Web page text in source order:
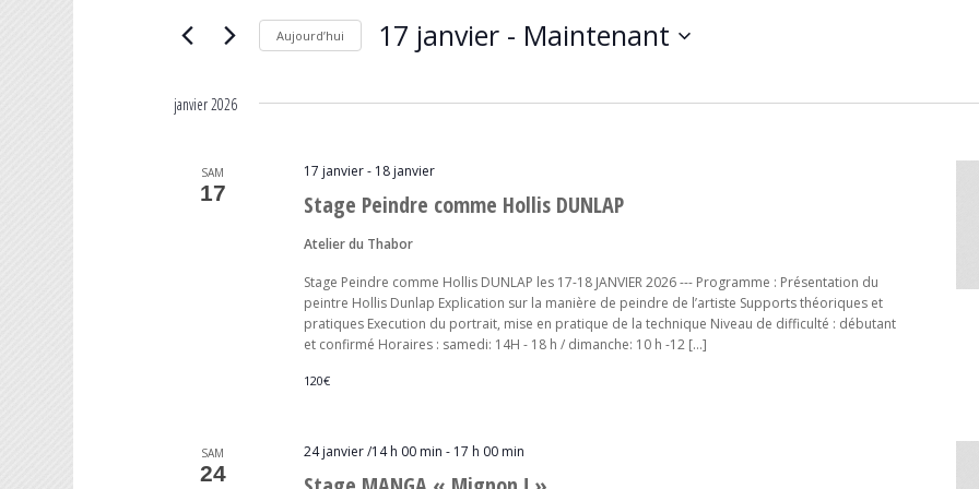
NAVIGATION
DE
ÉVÈNEMENTS
Évènements
clé.
Aujourd’hui 17 janvier - Maintenant
janvier 2026
SAM
17 Stage Peindre comme Hollis DUNLAP
17 janvier- 18 janvier
Atelier du Thabor
Stage Peindre comme Hollis DUNLAP les 17-18 JANVIER 2026 --- Programme : Présentation du
peintre Hollis Dunlap Explication sur la manière de peindre de l’artiste Supports théoriques et
pratiques Execution du portrait, mise en pratique de la technique Niveau de difficulté : débutant
et confirmé Horaires : samedi: 14H - 18 h / dimanche: 10 h -12 […]
120€
SAM
24
24 janvier /14 h 00 min - 17 h 00 min